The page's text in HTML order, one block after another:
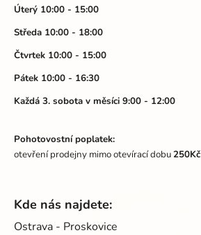
Úterý 10:00 - 15:00
Středa 10:00 - 18:00
Čtvrtek 10:00 - 15:00
Pátek 10:00 - 16:30
Každá 3. sobota v měsíci 9:00 - 12:00
Pohotovostní poplatek:
otevření prodejny mimo otevírací dobu250Kč
Kde nás najdete:
Ostrava - Proskovice